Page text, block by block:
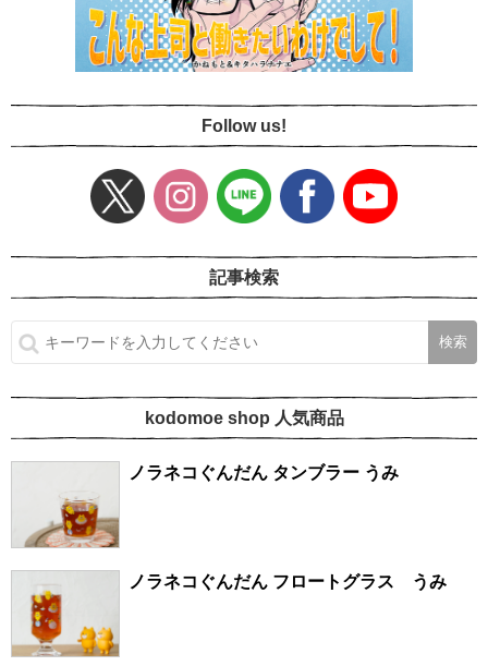
Follow us!
記事検索
kodomoe shop 人気商品
ノラネコぐんだん タンブラー うみ
ノラネコぐんだん フロートグラス うみ